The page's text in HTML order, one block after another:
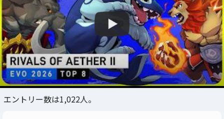
エントリー数は1,022人。